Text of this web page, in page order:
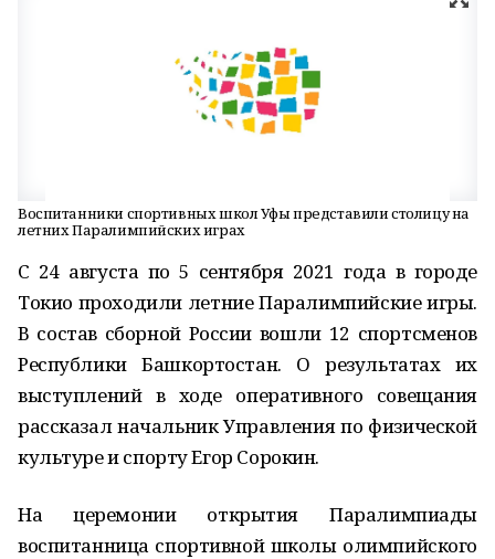
Воспитанники спортивных школ Уфы представили столицу на
летних Паралимпийских играх
С 24 августа по 5 сентября 2021 года в городе
Токио проходили летние Паралимпийские игры.
В состав сборной России вошли 12 спортсменов
Республики Башкортостан. О результатах их
выступлений в ходе оперативного совещания
рассказал начальник Управления по физической
культуре и спорту Егор Сорокин.
На церемонии открытия Паралимпиады
воспитанница спортивной школы олимпийского